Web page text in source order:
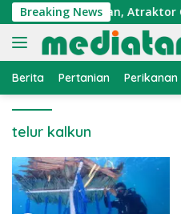
Langsung
ke
konten
Breaking News
Nelayan, Atraktor
Berita Pertanian Perikanan
telur kalkun